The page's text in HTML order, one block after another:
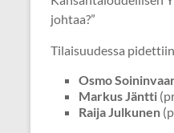
johtaa?”
Tilaisuudessa
Osmo
Markus Jäntti
Raija Julkunen